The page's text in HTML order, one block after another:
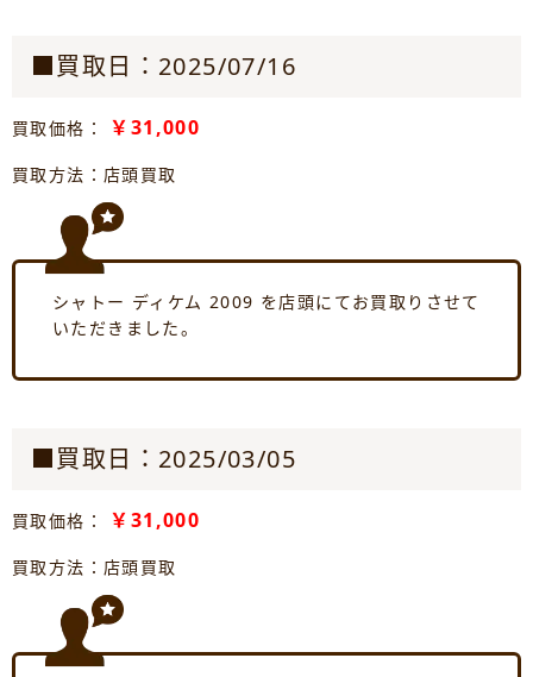
■買取日：2025/07/16
買取価格： ￥31,000
買取方法：店頭買取
シャトー ディケム 2009 を店頭にてお買取りさせて
いただきました。
■買取日：2025/03/05
買取価格： ￥31,000
買取方法：店頭買取